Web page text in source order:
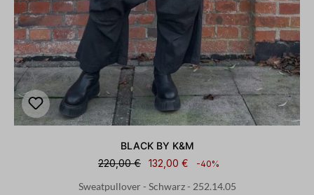
BLACK BY K&M
220,00 €
132,00 € -40%
Sweatpullover - Schwarz - 252.14.05